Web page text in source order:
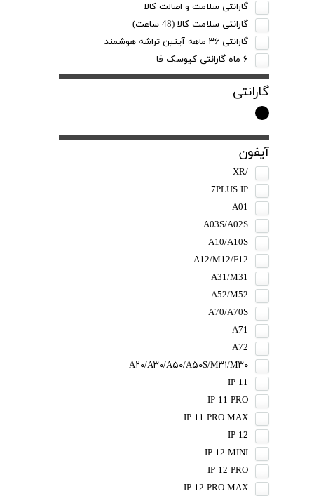
گارانتی سلامت و اصالت کالا
گارانتی سلامت کالا (48 ساعت)
گارانتی ۳۶ ماهه آیتین تراشه هوشمند
۶ ماه گارانتی کیوسک‌ فا
گارانتی
آیفون
/XR
7PLUS IP
A01
A03S/A02S
A10/A10S
A12/M12/F12
A31/M31
A52/M52
A70/A70S
A71
A72
A۲۰/A۳۰/A۵۰/A۵۰S/M۳۱/M۳۰
IP 11
IP 11 PRO
IP 11 PRO MAX
IP 12
IP 12 MINI
IP 12 PRO
IP 12 PRO MAX